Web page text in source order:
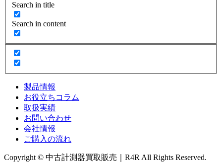
Search in title
Search in content
製品情報
お役立ちコラム
取扱実績
お問い合わせ
会社情報
ご購入の流れ
Copyright © 中古計測器買取販売｜R4R All Rights Reserved.